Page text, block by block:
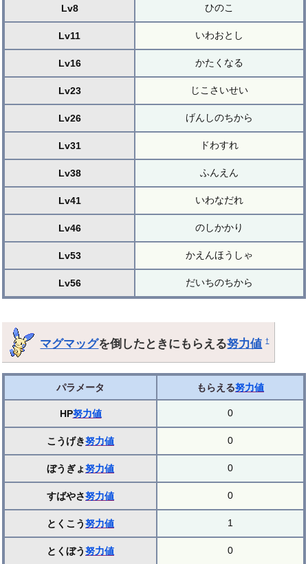
Lv8 ひのこ
Lv11 いわおとし
Lv16 かたくなる
Lv23 じこさいせい
Lv26 げんしのちから
Lv31 ドわすれ
Lv38 ふんえん
Lv41 いわなだれ
Lv46 のしかかり
Lv53 かえんほうしゃ
Lv56 だいちのちから
マグマッグを倒したときにもらえる努力値 †
パラメータ もらえる努力値
HP努力値 0
こうげき努力値 0
ぼうぎょ努力値 0
すばやさ努力値 0
とくこう努力値 1
とくぼう努力値 0